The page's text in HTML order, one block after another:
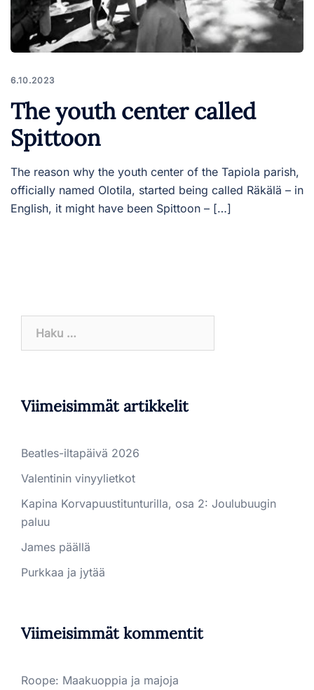
6.10.2023
The youth center called
Spittoon
The reason why the youth center of the Tapiola parish,
officially named Olotila, started being called Räkälä – in
English, it might have been Spittoon – […]
Viimeisimmät artikkelit
Beatles-iltapäivä 2026
Valentinin vinyylietkot
Kapina Korvapuustitunturilla, osa 2: Joulubuugin
paluu
James päällä
Purkkaa ja jytää
Viimeisimmät kommentit
Roope: Maakuoppia ja majoja